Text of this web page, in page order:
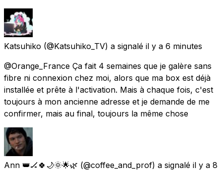
Katsuhiko (@Katsuhiko_TV) a signalé il y a 6 minutes
@Orange_France Ça fait 4 semaines que je galère sans
fibre ni connexion chez moi, alors que ma box est déjà
installée et prête à l'activation. Mais à chaque fois, c'est
toujours à mon ancienne adresse et je demande de me
confirmer, mais au final, toujours la même chose
Ann 👑🏒🍀🌙🌞🌟🌿 (@coffee_and_prof) a signalé il y a 8